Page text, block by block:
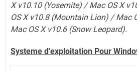
X v10.10 (Yosemite) / Mac OS X
OS X v10.8 (Mountain Lion) / Mac
Mac OS X v10.6 (Snow Leopard).
Systeme d'exploitation Pour